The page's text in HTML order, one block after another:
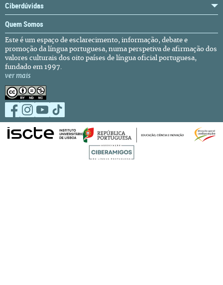
Ciberdúvidas
Quem Somos
Este é um espaço de esclarecimento, informação, debate e
promoção da língua portuguesa, numa perspetiva de afirmação dos
valores culturais dos oito países de língua oficial portuguesa,
fundado em 1997.
ver mais